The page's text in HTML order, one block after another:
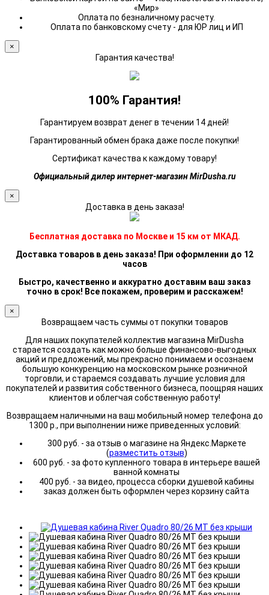
«Мир»
Оплата по безналичному расчету.
Оплата по банковскому счету - для ЮР лиц и ИП
×
Гарантия качества!
100% Гарантия!
Гарантируем возврат денег в течении 14 дней!
Гарантированный обмен брака даже после покупки!
Сертификат качества к каждому товару!
Официальный дилер интернет-магазин MirDusha.ru
×
Доставка в день заказа!
Бесплатная доставка по Москве и 15 км от МКАД.
Доставка товаров в день заказа! При оформлении до 12
часов
Быстро, качественно и аккуратно доставим ваш заказ
точно в срок! Все покажем, проверим и расскажем!
×
Возвращаем часть суммы от покупки товаров
Для наших покупателей коллектив магазина MirDusha
старается создать как можно больше финансово-выгодных
акций и предложений, мы прекрасно понимаем и осознаем
большую конкуренцию на московском рынке розничной
торговли, и стараемся создавать лучшие условия для
покупателей и развития собственного бизнеса, поощряя наших
клиентов и облегчая собственную работу!
Возвращаем наличными на ваш мобильный номер телефона до
1300 р., при выполнении ниже приведенных условий:
300 руб. - за отзыв о магазине на Яндекс.Маркете
(разместить отзыв)
600 руб. - за фото купленного товара в интерьере вашей
ванной комнаты
400 руб. - за видео, процесса сборки душевой кабины
заказ должен быть оформлен через корзину сайта